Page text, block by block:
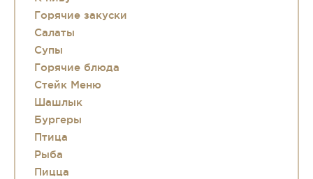
Горячие закуски
Салаты
Супы
Горячие блюда
Стейк Меню
Шашлык
Бургеры
Птица
Рыба
Пицца